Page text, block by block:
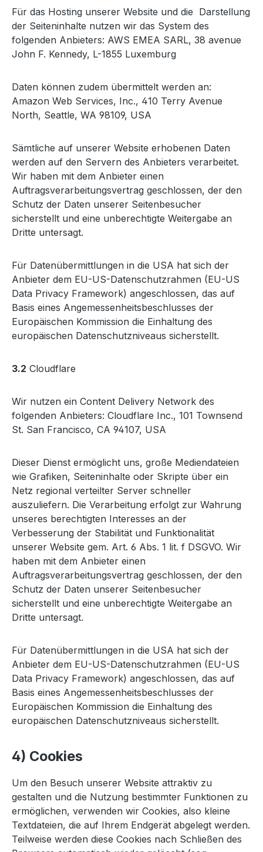
Für das Hosting unserer Website und die Darstellung
der Seiteninhalte nutzen wir das System des
folgenden Anbieters: AWS EMEA SARL, 38 avenue
John F. Kennedy, L-1855 Luxemburg
Daten können zudem übermittelt werden an:
Amazon Web Services, Inc., 410 Terry Avenue
North, Seattle, WA 98109, USA
Sämtliche auf unserer Website erhobenen Daten
werden auf den Servern des Anbieters verarbeitet.
Wir haben mit dem Anbieter einen
Auftragsverarbeitungsvertrag geschlossen, der den
Schutz der Daten unserer Seitenbesucher
sicherstellt und eine unberechtigte Weitergabe an
Dritte untersagt.
Für Datenübermittlungen in die USA hat sich der
Anbieter dem EU-US-Datenschutzrahmen (EU-US
Data Privacy Framework) angeschlossen, das auf
Basis eines Angemessenheitsbeschlusses der
Europäischen Kommission die Einhaltung des
europäischen Datenschutzniveaus sicherstellt.
3.2 Cloudflare
Wir nutzen ein Content Delivery Network des
folgenden Anbieters: Cloudflare Inc., 101 Townsend
St. San Francisco, CA 94107, USA
Dieser Dienst ermöglicht uns, große Mediendateien
wie Grafiken, Seiteninhalte oder Skripte über ein
Netz regional verteilter Server schneller
auszuliefern. Die Verarbeitung erfolgt zur Wahrung
unseres berechtigten Interesses an der
Verbesserung der Stabilität und Funktionalität
unserer Website gem. Art. 6 Abs. 1 lit. f DSGVO. Wir
haben mit dem Anbieter einen
Auftragsverarbeitungsvertrag geschlossen, der den
Schutz der Daten unserer Seitenbesucher
sicherstellt und eine unberechtigte Weitergabe an
Dritte untersagt.
Für Datenübermittlungen in die USA hat sich der
Anbieter dem EU-US-Datenschutzrahmen (EU-US
Data Privacy Framework) angeschlossen, das auf
Basis eines Angemessenheitsbeschlusses der
Europäischen Kommission die Einhaltung des
europäischen Datenschutzniveaus sicherstellt.
4) Cookies
Um den Besuch unserer Website attraktiv zu
gestalten und die Nutzung bestimmter Funktionen zu
ermöglichen, verwenden wir Cookies, also kleine
Textdateien, die auf Ihrem Endgerät abgelegt werden.
Teilweise werden diese Cookies nach Schließen des